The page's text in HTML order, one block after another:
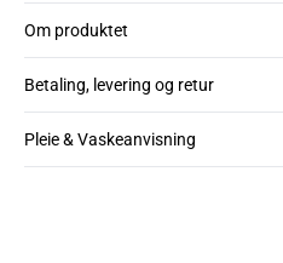
Om produktet
Betaling, levering og retur
Pleie & Vaskeanvisning